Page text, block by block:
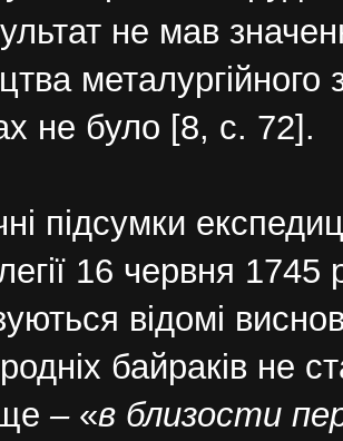
не мав
не було [8, с. 72].
підсумки
16 червня
відомі
байраків не
–«в близости